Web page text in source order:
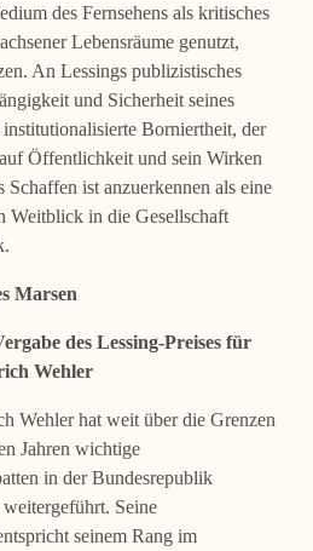
des Fernsehens als kritisches
Lebensräume genutzt,
An Lessings publi­zistisches
und Sicherheit seines
Borniertheit, der
Öffentlichkeit und sein Wirken
ist anzuerkennen als eine
Weitblick in die Gesellschaft
Marsen
des Lessing-Preises für
Wehler
Wehler hat weit über die Grenzen
Jahren wichtige
in der Bundesrepublik
Seine
seinem Rang im